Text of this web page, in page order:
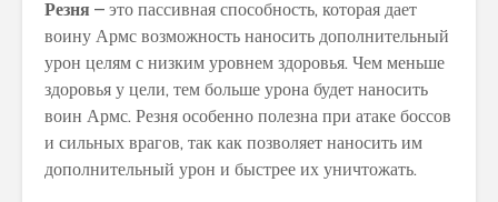
Резня – это пассивная способность, которая дает
воину Армс возможность наносить дополнительный
урон целям с низким уровнем здоровья. Чем меньше
здоровья у цели, тем больше урона будет наносить
воин Армс. Резня особенно полезна при атаке боссов
и сильных врагов, так как позволяет наносить им
дополнительный урон и быстрее их уничтожать.